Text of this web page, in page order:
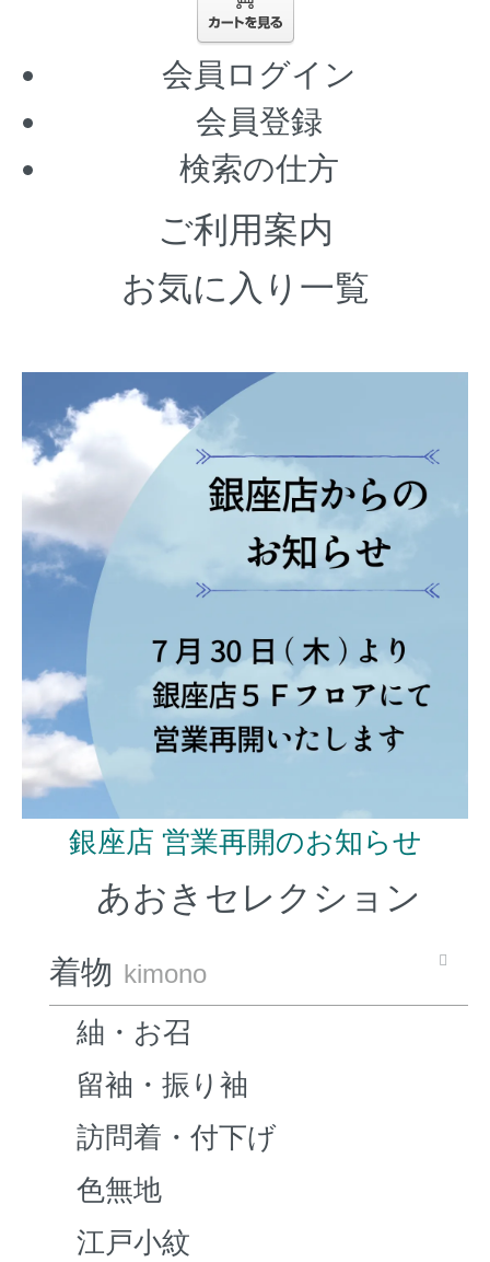
会員ログイン
会員登録
検索の仕方
ご利用案内
お気に入り一覧
銀座店 営業再開のお知らせ
あおきセレクション
着物 kimono
紬・お召
留袖・振り袖
訪問着・付下げ
色無地
江戸小紋